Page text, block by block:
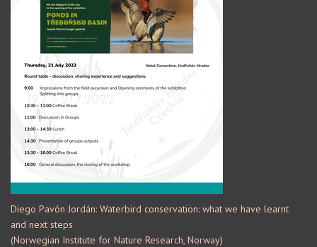
Diego Pavón Jordán: Waterbird conservation: what we have learnt
and next steps
(Norwegian Institute for Nature Research, Norway)